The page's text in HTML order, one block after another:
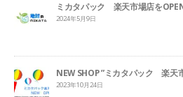
ミカタパック 楽天市場店を
2024年5月9日
NEW SHOP ”ミカタパック 楽天
2023年10月24日